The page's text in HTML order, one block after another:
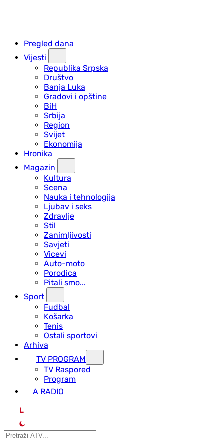
Pregled dana
Vijesti
Republika Srpska
Društvo
Banja Luka
Gradovi i opštine
BiH
Srbija
Region
Svijet
Ekonomija
Hronika
Magazin
Kultura
Scena
Nauka i tehnologija
Ljubav i seks
Zdravlje
Stil
Zanimljivosti
Savjeti
Vicevi
Auto-moto
Porodica
Pitali smo...
Sport
Fudbal
Košarka
Tenis
Ostali sportovi
Arhiva
TV PROGRAM
ТV Raspored
Program
A RADIO
L